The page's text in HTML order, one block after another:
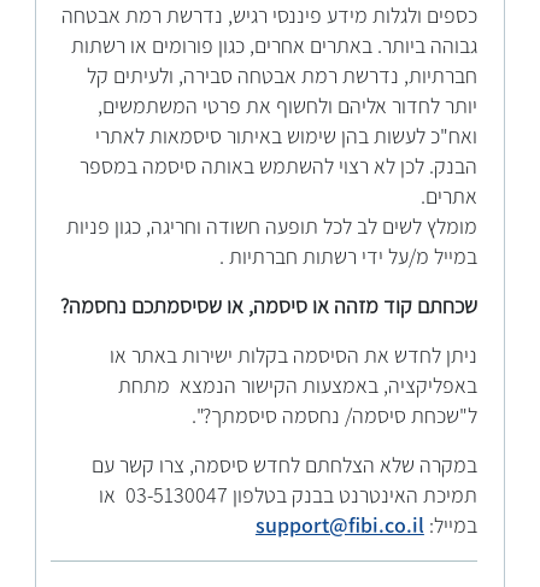
כספים ולגלות מידע פיננסי רגיש, נדרשת רמת אבטחה
גבוהה ביותר. באתרים אחרים, כגון פורומים או רשתות
חברתיות, נדרשת רמת אבטחה סבירה, ולעיתים קל
יותר לחדור אליהם ולחשוף את פרטי המשתמשים,
ואח"כ לעשות בהן שימוש באיתור סיסמאות לאתרי
הבנק. לכן לא רצוי להשתמש באותה סיסמה במספר
אתרים.
מומלץ לשים לב לכל תופעה חשודה וחריגה, כגון פניות
במייל מ/על ידי רשתות חברתיות .
שכחתם קוד מזהה או סיסמה, או שסיסמתכם נחסמה?
ניתן לחדש את הסיסמה בקלות ישירות באתר או
באפליקציה, באמצעות הקישור הנמצא מתחת
ל"שכחת סיסמה/ נחסמה סיסמתך?".
במקרה שלא הצלחתם לחדש סיסמה, צרו קשר עם
תמיכת האינטרנט בבנק בטלפון 03-5130047 או
במייל:support@fibi.co.il